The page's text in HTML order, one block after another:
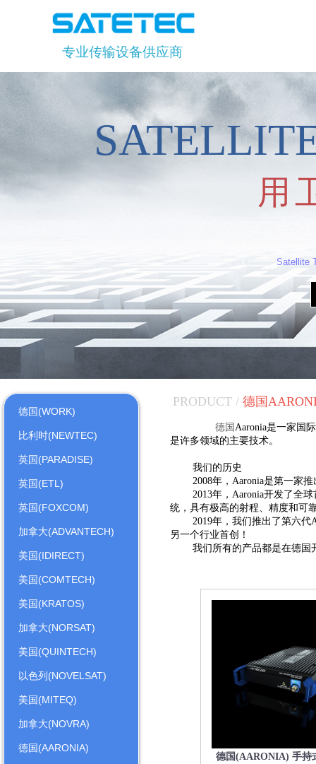
专业传输设备供应商
Satellite
用
PRODUCT / 德国
德国(WORK)
比利时(NEWTEC)
英国(PARADISE)
英国(ETL)
英国(FOXCOM)
加拿大(ADVANTECH)
美国(IDIRECT)
美国(COMTECH)
美国(KRATOS)
加拿大(NORSAT)
美国(QUINTECH)
以色列(NOVELSAT)
美国(MITEQ)
加拿大(NOVRA)
德国(AARONIA)
德国Aaronia是一家国
是许多领域的主要技术。
我们的历史
2008年，Aaronia是第一家
2013年，Aaronia开发了全
统，具有极高的射程、精度和可
2019年，我们推出了第六
另一个行业首创！
我们所有的产品都是在德国
德国(AARONIA) 手持